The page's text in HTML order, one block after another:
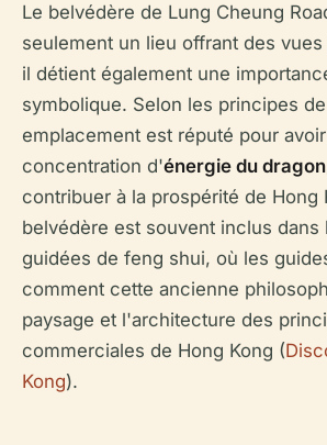
Le belvédère de Lung Cheung
seulement un lieu offrant des
il détient également une
symbolique. Selon les principes
emplacement est réputé pour
concentration d'énergie du dragon
contribuer à la prospérité de Hong
belvédère est souvent inclus dans
guidées de feng shui, où les
comment cette ancienne
paysage et l'architecture des
commerciales de Hong Kong (
Kong).